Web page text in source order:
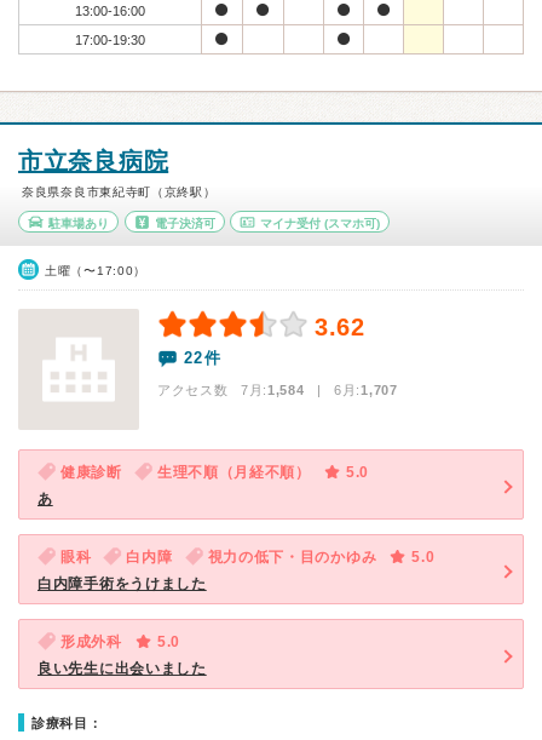
13:00-16:00
17:00-19:30
市立奈良病院
奈良県奈良市東紀寺町（京終駅）
駐車場あり 電子決済可 マイナ受付 (スマホ可)
土曜（〜17:00）
3.62
22件
アクセス数 7月:1,584 | 6月:1,707
健康診断 生理不順（月経不順）
5.0
あ
眼科 白内障 視力の低下・目のかゆみ
5.0
白内障手術をうけました
形成外科
5.0
良い先生に出会いました
診療科目：